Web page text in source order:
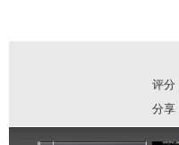
评分
分享
14:42